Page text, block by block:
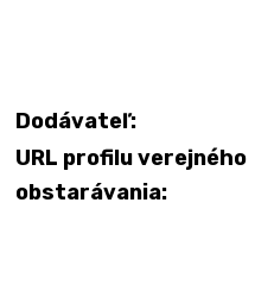
Dodávateľ:
URL profilu verejného
obstarávania: